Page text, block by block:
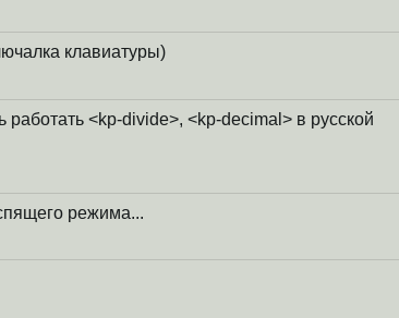
клавиатуры)
работать <kp-divide>, <kp-decimal> в русской
режима...